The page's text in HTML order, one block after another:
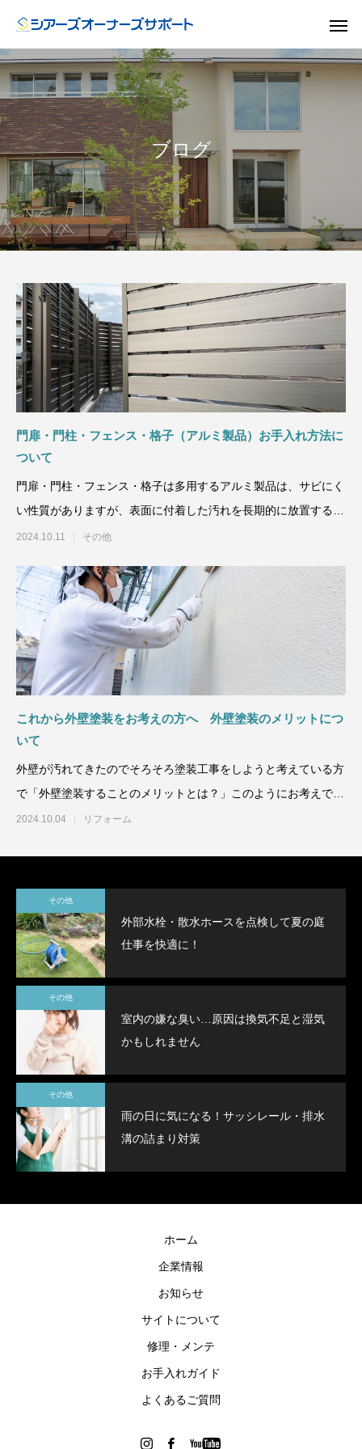
ドア
GUIDE
ブログ
門扉・門柱・フェンス・格子（アルミ製品）お手入れ方法に
ついて
門扉・門柱・フェンス・格子は多用するアルミ製品は、サビにく
い性質がありますが、表面に付着した汚れを長期的に放置すると
腐食の原因になりますの
2024.10.11 その他
これから外壁塗装をお考えの方へ 外壁塗装のメリットにつ
いて
外壁が汚れてきたのでそろそろ塗装工事をしようと考えている方
で「外壁塗装することのメリットとは？」このようにお考えでは
ありませんか？ただ汚れ
2024.10.04 リフォーム
その他
外部水栓・散水ホースを点検して夏の庭
仕事を快適に！
その他
室内の嫌な臭い…原因は換気不足と湿気
かもしれません
その他
雨の日に気になる！サッシレール・排水
溝の詰まり対策
ホーム
企業情報
お知らせ
サイトについて
修理・メンテ
お手入れガイド
よくあるご質問